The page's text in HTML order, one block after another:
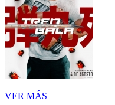
VER MÁS